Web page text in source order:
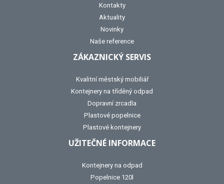
Kontakty
Aktuality
Novinky
Naše reference
ZÁKAZNICKÝ SERVIS
Kvalitní městský mobiliář
Kontejnery na tříděný odpad
Dopravní zrcadla
Plastové popelnice
Plastové kontejnery
UŽITEČNÉ INFORMACE
Kontejnery na odpad
Popelnice 120l